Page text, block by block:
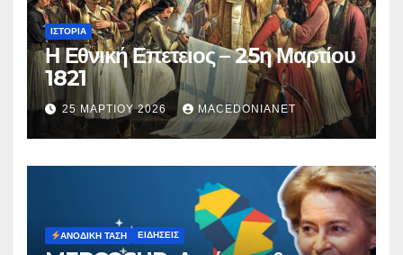
ΙΣΤΟΡΊΑ
Η Εθνική Επετειος – 25η Μαρτίου
1821
25 ΜΑΡΤΊΟΥ 2026 MACEDONIANET
ΑΝΟΔΙΚΉ ΤΆΣΗ ΕΙΔΉΣΕΙΣ